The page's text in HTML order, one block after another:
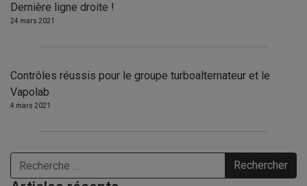
Dernière ligne droite !
24 mars 2021
Contrôles réussis pour le groupe turboalternateur et le
Vapolab
4 mars 2021
Rechercher